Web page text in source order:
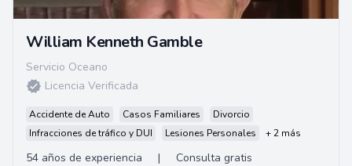
William Kenneth Gamble
Servicio Oceano
Licencia Verificada
Accidente de Auto Casos Familiares
Divorcio
Infracciones de tráfico y DUI
Lesiones Personales + 2 más
54 años de experiencia | Consulta gratis